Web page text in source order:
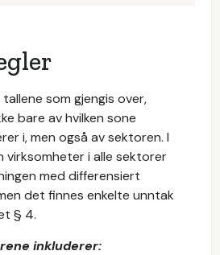
som gjengis over,
bare av hvilken sone
i, men også av sektoren. I
i alle sektorer
med differensiert
det finnes enkelte unntak
§ 4.
inkluderer: